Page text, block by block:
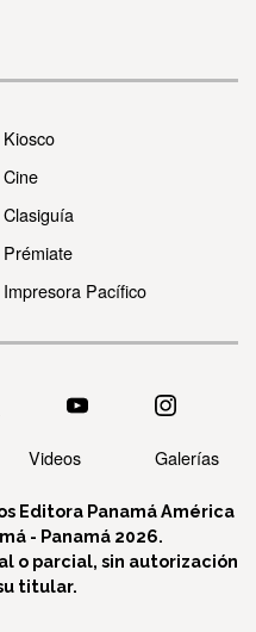
Kiosco
Cine
Clasiguía
Prémiate
Impresora Pacífico
Videos Galerías
Editora Panamá América
- Panamá 2026.
o parcial, sin autorización
titular.